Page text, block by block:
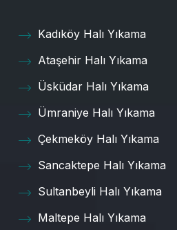
Kadıköy Halı Yıkama
Ataşehir Halı Yıkama
Üsküdar Halı Yıkama
Ümraniye Halı Yıkama
Çekmeköy Halı Yıkama
Sancaktepe Halı Yıkama
Sultanbeyli Halı Yıkama
Maltepe Halı Yıkama